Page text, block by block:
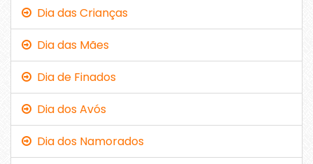
Dia das Crianças
Dia das Mães
Dia de Finados
Dia dos Avós
Dia dos Namorados